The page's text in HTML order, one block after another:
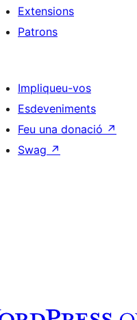
Extensions
Patrons
Impliqueu-vos
Esdeveniments
Feu una donació ↗
Swag ↗